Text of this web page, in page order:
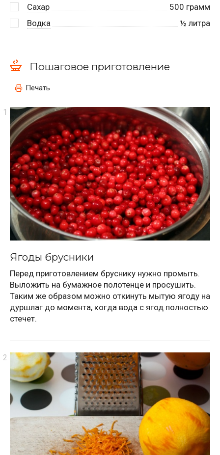
Сахар
500 грамм
Водка
½ литра
Пошаговое приготовление
Печать
Ягоды брусники
Перед приготовлением бруснику нужно промыть.
Выложить на бумажное полотенце и просушить.
Таким же образом можно откинуть мытую ягоду на
дуршлаг до момента, когда вода с ягод полностью
стечет.